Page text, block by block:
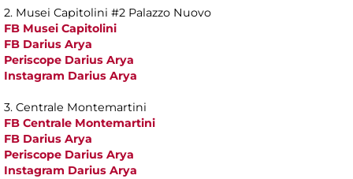
2. Musei Capitolini #2 Palazzo Nuovo
FB Musei Capitolini
FB Darius Arya
Periscope Darius Arya
Instagram Darius Arya
3. Centrale Montemartini
FB Centrale Montemartini
FB Darius Arya
Periscope Darius Arya
Instagram Darius Arya